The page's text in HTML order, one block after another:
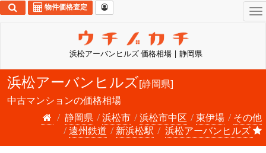
浜松アーバンヒルズ 価格相場 | 静岡県
物件価格査定
浜松アーバンヒルズ[静岡県]
中古マンションの価格相場
静岡県
浜松市 浜松市中区 東伊場
その他
遠州鉄道
新浜松駅 浜松アーバンヒルズ